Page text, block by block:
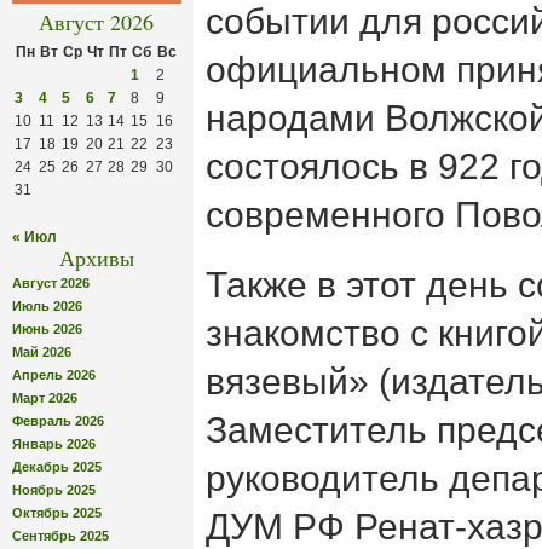
Август 2026
Пн Вт Ср Чт Пт Сб Вс
1
2
3
4 5 6 7 8
9
10 11 12 13 14 15
16
17 18 19 20 21 22 23
24 25 26 27 28 29 30
31
« Июл
Архивы
Август 2026
Июль 2026
Июнь 2026
Май 2026
Апрель 2026
Март 2026
Февраль 2026
Январь 2026
Декабрь 2025
Ноябрь 2025
Октябрь 2025
Сентябрь 2025
событии для
официальном
народами
состоялось в 922
современного
Также в этот день
знакомство с
вязевый»
Заместитель
руководитель
ДУМ РФ Ренат-